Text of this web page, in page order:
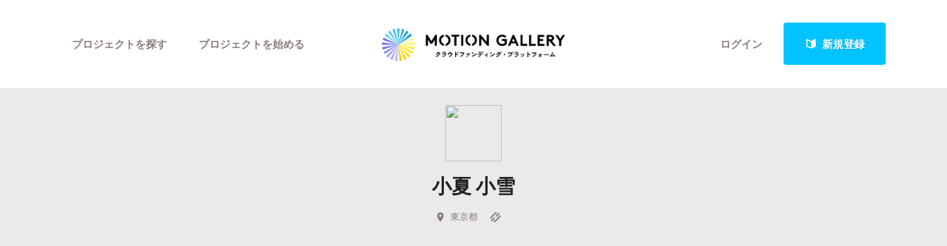
ログイン 新規登録
プロジェクトを探す
Highlight
Feature
キュレーターから探す
プロジェクトを始める
小夏 小雪
東京都